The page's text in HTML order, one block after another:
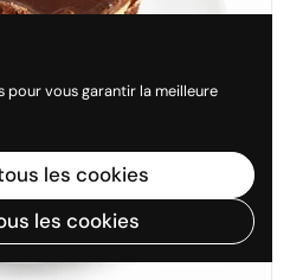
pour vous garantir la meilleure
les cookies
les cookies